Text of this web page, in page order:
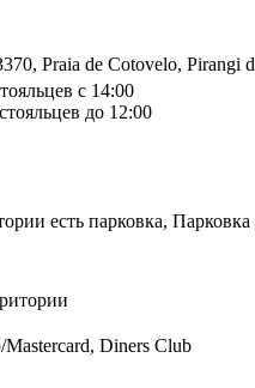
Praia de Cotovelo, Pirangi
с 14:00
до 12:00
есть парковка,
Diners Club